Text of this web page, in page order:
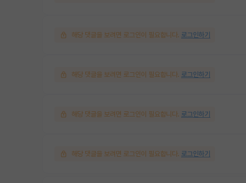
해당 댓글을 보려면 로그인이 필요합니다. 로그인하기
해당 댓글을 보려면 로그인이 필요합니다. 로그인하기
해당 댓글을 보려면 로그인이 필요합니다. 로그인하기
해당 댓글을 보려면 로그인이 필요합니다. 로그인하기